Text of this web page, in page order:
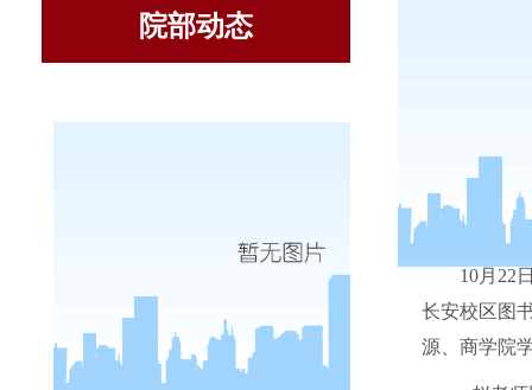
院部动态
10月 22
长安校区图
源、商学院